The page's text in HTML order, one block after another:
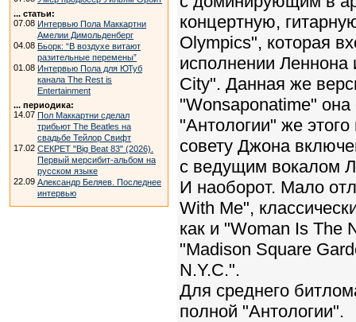
... статьи:
07.08 Интервью Пола Маккартни
Амелии Димольденберг
04.08 Бьорк: “В воздухе витают
разительные перемены”
01.08 Интервью Пола для ЮТуб
канала The Rest is
Entertainment
... периодика:
14.07 Пол Маккартни сделал
трибьют The Beatles на
свадьбе Тейлор Свифт
17.02 СЕКРЕТ "Big Beat 83" (2026).
Первый мерсибит-альбом на
русском языке
22.09 Александр Беляев. Последнее
интервью
концертную,
Olympics", которая
исполнении Леннона
City". Данная же
"Wonsaponatime"
"Антологии" же
совету Джона
с ведущим вокалом
И наоборот. Мало
With Me",
как и "Woman Is The
"Madison Square
N.Y.C.".
Для среднего
полной "Антологии".